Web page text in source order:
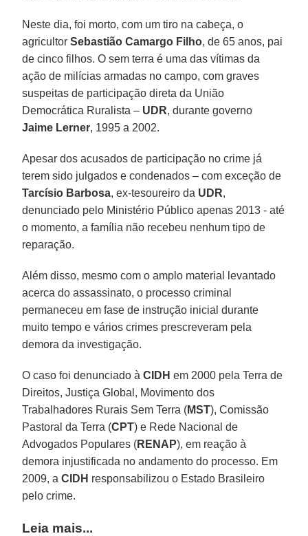
Neste dia, foi morto, com um tiro na cabeça, o
agricultorSebastião Camargo Filho, de 65 anos, pai
de cinco filhos. O sem terra é uma das vítimas da
ação de milícias armadas no campo, com graves
suspeitas de participação direta da União
Democrática Ruralista – UDR, durante governo
Jaime Lerner, 1995 a 2002.
Apesar dos acusados de participação no crime já
terem sido julgados e condenados – com exceção de
Tarcísio Barbosa, ex-tesoureiro da UDR,
denunciado pelo Ministério Público apenas 2013 - até
o momento, a família não recebeu nenhum tipo de
reparação.
Além disso, mesmo com o amplo material levantado
acerca do assassinato, o processo criminal
permaneceu em fase de instrução inicial durante
muito tempo e vários crimes prescreveram pela
demora da investigação.
O caso foi denunciado àCIDH em 2000 pela Terra de
Direitos, Justiça Global, Movimento dos
Trabalhadores Rurais Sem Terra (MST), Comissão
Pastoral da Terra (CPT) e Rede Nacional de
Advogados Populares (RENAP), em reação à
demora injustificada no andamento do processo. Em
2009, aCIDH responsabilizou o Estado Brasileiro
pelo crime.
Leia mais...